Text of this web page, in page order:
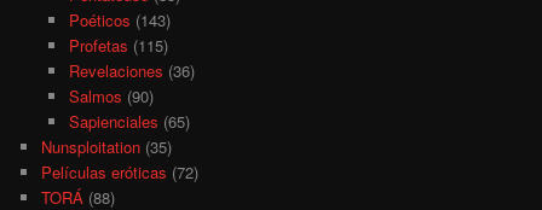
Poéticos (143)
Profetas (115)
Revelaciones (36)
Salmos (90)
Sapienciales (65)
Nunsploitation (35)
Películas eróticas (72)
TORÁ (88)